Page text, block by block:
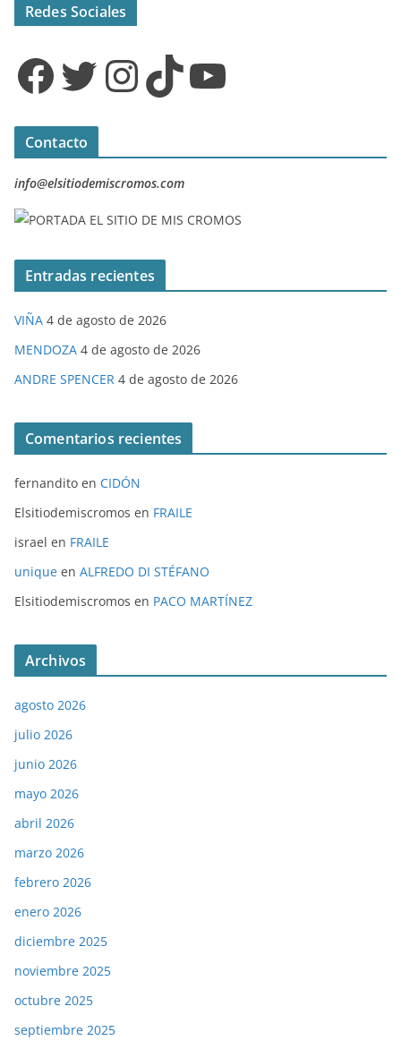
Redes Sociales
Facebook Twitter InstagramTikTok YouTube
Contacto
info@elsitiodemiscromos.com
Entradas recientes
VIÑA 4 de agosto de 2026
MENDOZA 4 de agosto de 2026
ANDRE SPENCER 4 de agosto de 2026
Comentarios recientes
fernandito en CIDÓN
Elsitiodemiscromos en FRAILE
israel en FRAILE
unique en ALFREDO DI STÉFANO
Elsitiodemiscromos en PACO MARTÍNEZ
Archivos
agosto 2026
julio 2026
junio 2026
mayo 2026
abril 2026
marzo 2026
febrero 2026
enero 2026
diciembre 2025
noviembre 2025
octubre 2025
septiembre 2025